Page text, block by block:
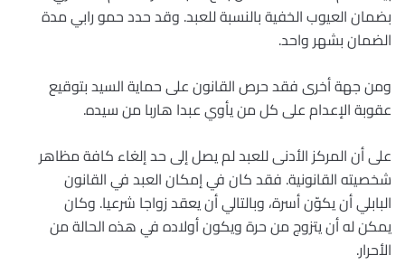
بضمان العيوب الخفية بالنسبة للعبد. وقد حدد حمو رابي مدة
الضمان بشهر واحد.
ومن جهة أخرى فقد حرص القانون على حماية السيد بتوقيع
عقوبة الإعدام على كل من يأوي عبدا هاربا من سيده.
على أن المركز الأدنى للعبد لم يصل إلى حد إلغاء كافة مظاهر
شخصيته القانونية. فقد كان في إمكان العبد في القانون
البابلي أن يكوّن أسرة، وبالتالي أن يعقد زواجا شرعيا. وكان
يمكن له أن يتزوج من حرة ويكون أولاده في هذه الحالة من
الأحرار.